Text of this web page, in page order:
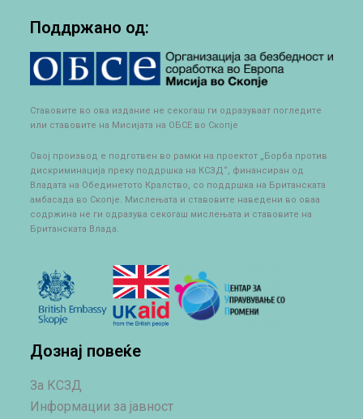
Поддржано од:
Ставовите во ова издание не секогаш ги одразуваат погледите
или ставовите на Мисијата на ОБСЕ во Скопје
Овој производ е подготвен во рамки на проектот „Борба против
дискриминација преку поддршка на КСЗД“, финансиран од
Владата на Обединетото Кралство, со поддршка на Британската
амбасада во Скопје. Мислењата и ставовите наведени во оваа
содржина не ги одразува секогаш мислењата и ставовите на
Британската Влада.
Дознај повеќе
За КСЗД
Информации за јавност